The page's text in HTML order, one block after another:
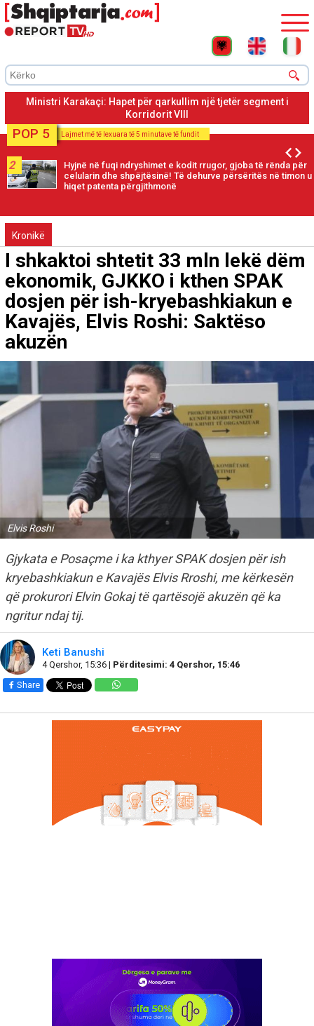
Hapet për qarkullimin rruga nga dalja e fshatit Labinot-Fushë
deri në fshatin Mirakë, rreth 7.5 km
POP 5 Lajmet më të lexuara të 5 minutave të fundit
2
Hyjnë në fuqi ndryshimet e kodit rrugor, gjoba të rënda për
celularin dhe shpëjtësinë! Të dehurve përsëritës në timon u
hiqet patenta përgjithmonë
Kronikë
I shkaktoi shtetit 33 mln lekë dëm
ekonomik, GJKKO i kthen SPAK
dosjen për ish-kryebashkiakun e
Kavajës, Elvis Roshi: Saktëso
akuzën
Elvis Roshi
Gjykata e Posaçme i ka kthyer SPAK dosjen për ish
kryebashkiakun e Kavajës Elvis Rroshi, me kërkesën
që prokurori Elvin Gokaj të qartësojë akuzën që ka
ngritur ndaj tij.
Keti Banushi
4 Qershor, 15:36 | Përditesimi: 4 Qershor, 15:46
Share